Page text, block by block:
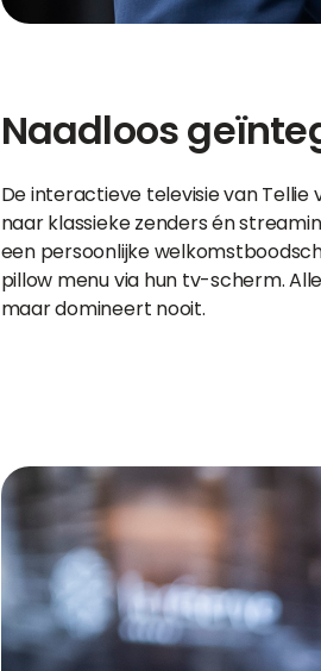
Naadloos
De interactieve televisie van
naar klassieke zenders én
een persoonlijke
pillow menu via hun tv-scherm.
maar domineert nooit.